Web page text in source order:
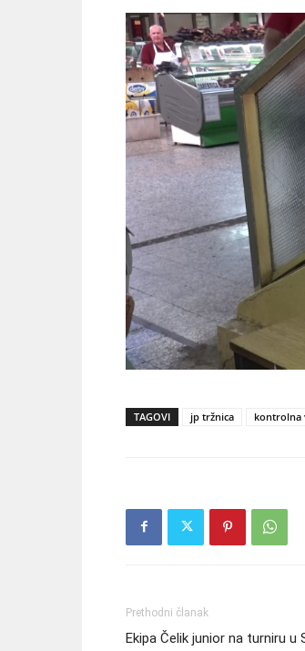
TAGOVI jp tržnica kontrolna
Prethodni članak
Ekipa Čelik junior na turniru u